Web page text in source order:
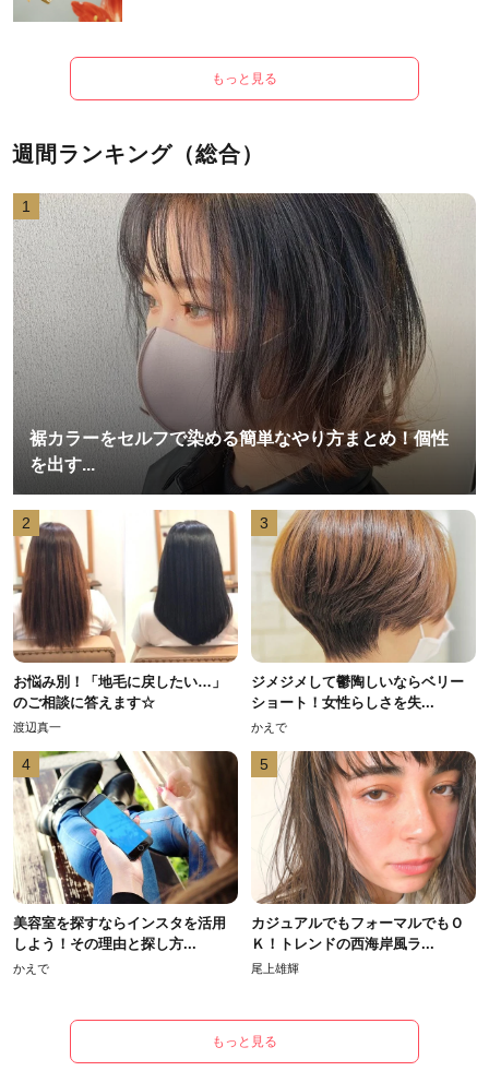
もっと見る
週間ランキング（総合）
1
裾カラーをセルフで染める簡単なやり方まとめ！個性
を出す...
2
お悩み別！「地毛に戻したい…」
のご相談に答えます☆
渡辺真一
3
ジメジメして鬱陶しいならベリー
ショート！女性らしさを失...
かえで
4
美容室を探すならインスタを活用
しよう！その理由と探し方...
かえで
5
カジュアルでもフォーマルでもＯ
Ｋ！トレンドの西海岸風ラ...
尾上雄輝
もっと見る